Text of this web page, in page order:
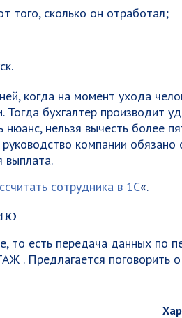
того, сколько он отработал;
когда на момент ухода
бухгалтер производит
нельзя вычесть более
компании обязано
выплата.
сотрудника в 1С«.
то есть передача данных по
. Предлагается поговорить